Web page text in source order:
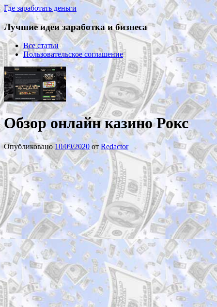
Где заработать деньги
Лучшие идеи заработка и бизнеса
Все статьи
Пользовательское соглашение
Обзор онлайн казино Рокс
Опубликовано 10/09/2020 отRedactor